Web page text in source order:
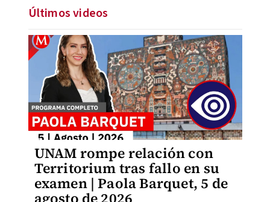
Últimos videos
UNAM rompe relación con
Territorium tras fallo en su
examen | Paola Barquet, 5 de